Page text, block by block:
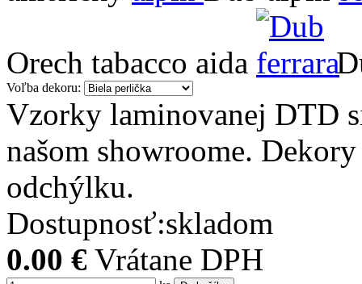
Orech tabacco aida
Voľba dekoru:
Vzorky laminovanej DTD
našom showroome.
odchýlku.
Dostupnosť:skladom
0.00 € Vrátane DPH